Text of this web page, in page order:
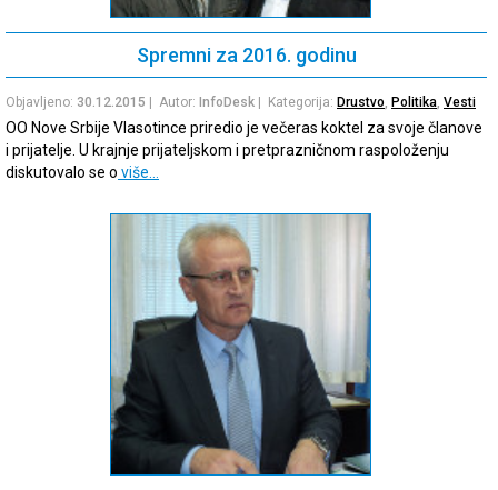
Spremni za 2016. godinu
Objavljeno: 30.12.2015 | Autor: InfoDesk | Kategorija: Drustvo, Politika, Vesti
OO Nove Srbije Vlasotince priredio je večeras koktel za svoje članove
i prijatelje. U krajnje prijateljskom i pretprazničnom raspoloženju
diskutovalo se o više…